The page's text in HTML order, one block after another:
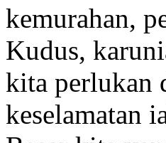
kemurahan,
Kudus,
kita perlukan
keselamatan